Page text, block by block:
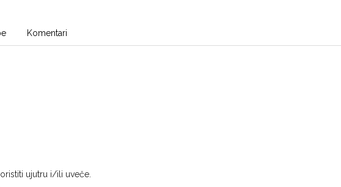
Komentari
ujutru i/ili uveče.